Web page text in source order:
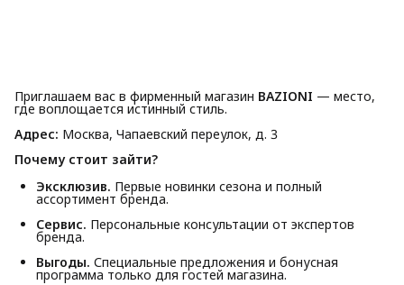
Приглашаем вас в фирменный магазин BAZIONI — место,
где воплощается истинный стиль.
Адрес: Москва, Чапаевский переулок, д. 3
Почему стоит зайти?
Эксклюзив. Первые новинки сезона и полный
ассортимент бренда.
Сервис. Персональные консультации от экспертов
бренда.
Выгоды. Специальные предложения и бонусная
программа только для гостей магазина.